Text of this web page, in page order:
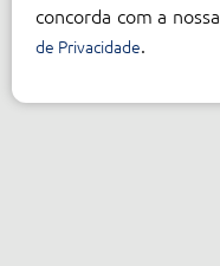
concorda com a nossa
de Privacidade.